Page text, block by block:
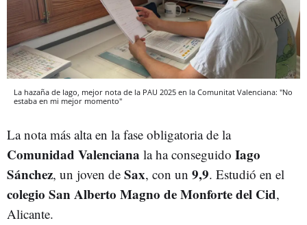
La hazaña de Iago, mejor nota de la PAU 2025 en la Comunitat Valenciana: "No
estaba en mi mejor momento"
La nota más alta en la fase obligatoria de la
Comunidad Valenciana la ha conseguido Iago
Sánchez, un joven de Sax, con un 9,9. Estudió en el
colegio San Alberto Magno de Monforte del Cid,
Alicante.